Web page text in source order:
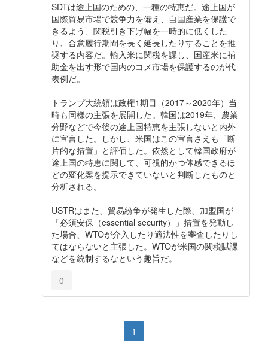
SDTは途上国のための、一種の特恵だ。途上国が
国際貿易市場で競争力を備え、自国産業を保護で
きるよう、関税引き下げ幅を一時的に低くした
り、合意履行期間を長く延長したりすることを推
奨する内容だ。輸入米に関税を課し、国産米に補
助金を出す形で国内のコメ市場を保護するのが代
表例だ。
トランプ大統領は政権1期目（2017～2020年）当
時も同様の主張を展開した。韓国は2019年、農業
分野などで今後の途上国特恵を主張しないと内外
に宣言した。しかし、米国はこの宣言さえも「断
片的な措置」と評価した。依然として韓国政府が
途上国の特恵に関して、可視的かつ体感できるほ
どの変化案を提示できていないと判断したものと
分析される。
USTRはまた、貿易紛争が発生した際、加盟国が
「必須安保（essential security）」措置を発動し
た場合、WTOが介入したり適法性を審査したりし
てはならないと主張した。WTOが米国の関税賦課
などを統制するなという趣旨だ。
0
1